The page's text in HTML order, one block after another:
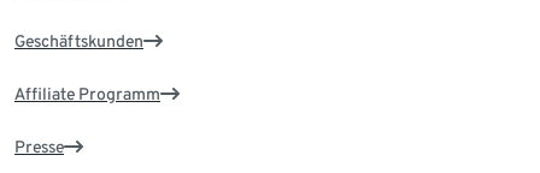
Geschäftskunden
Affiliate Programm
Presse